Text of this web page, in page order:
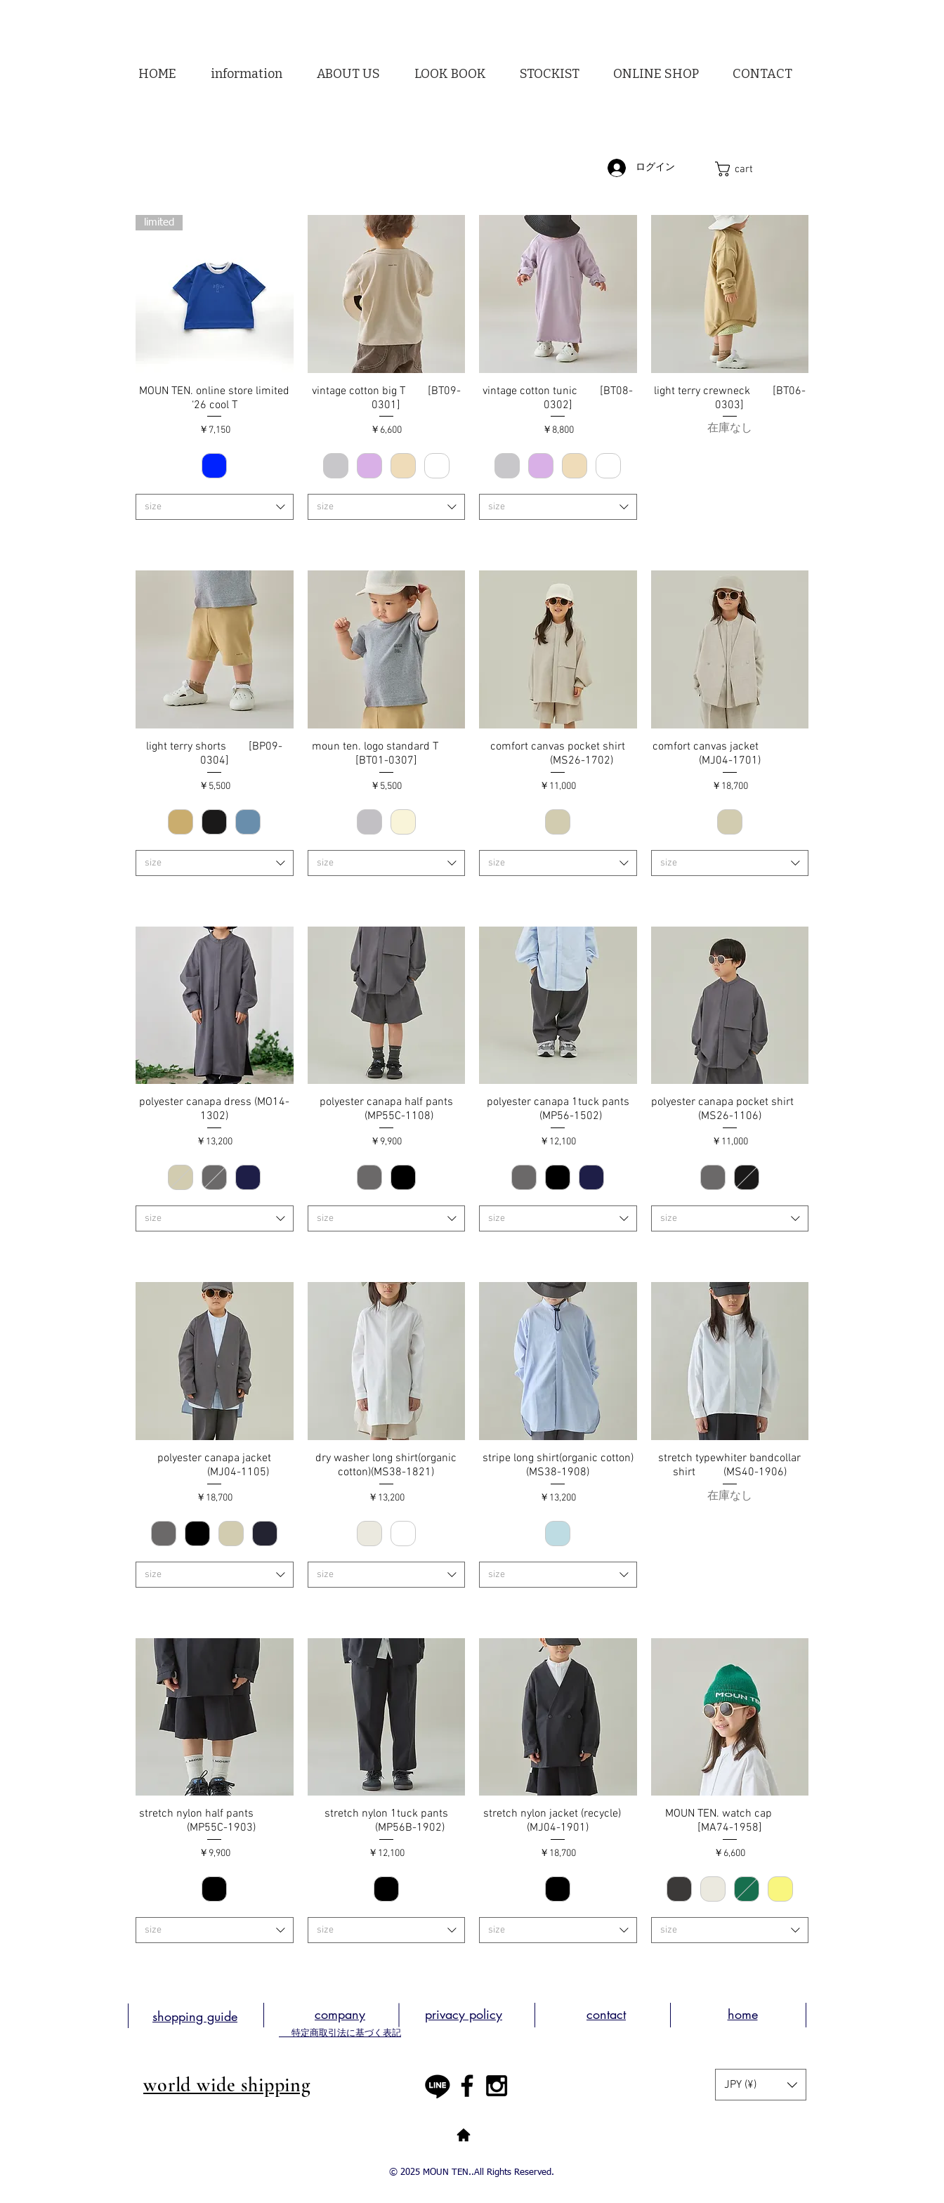
HOME information ABOUT US LOOK BOOK STOCKIST ONLINE SHOP CONTACT
ログイン cart
クイックビュー
limited
MOUN TEN. online store limited
‘26 cool T
価格
￥7,150
size
クイックビュー
vintage cotton big T [BT09-
0301]
価格
￥6,600
size
クイックビュー
vintage cotton tunic [BT08-
0302]
価格
￥8,800
size
クイックビュー
light terry crewneck [BT06-
0303]
在庫なし
クイックビュー
light terry shorts [BP09-
0304]
価格
￥5,500
size
クイックビュー
moun ten. logo standard T
[BT01-0307]
価格
￥5,500
size
クイックビュー
comfort canvas pocket shirt
(MS26-1702)
価格
￥11,000
size
クイックビュー
comfort canvas jacket
(MJ04-1701)
価格
￥18,700
size
クイックビュー
polyester canapa dress (MO14-
1302)
価格
￥13,200
size
クイックビュー
polyester canapa half pants
(MP55C-1108)
価格
￥9,900
size
クイックビュー
polyester canapa 1tuck pants
(MP56-1502)
価格
￥12,100
size
クイックビュー
polyester canapa pocket shirt
(MS26-1106)
価格
￥11,000
size
クイックビュー
polyester canapa jacket
(MJ04-1105)
価格
￥18,700
size
クイックビュー
dry washer long shirt(organic
cotton)(MS38-1821)
価格
￥13,200
size
クイックビュー
stripe long shirt(organic cotton)
(MS38-1908)
価格
￥13,200
size
クイックビュー
stretch typewhiter bandcollar
shirt (MS40-1906)
在庫なし
クイックビュー
stretch nylon half pants
(MP55C-1903)
価格
￥9,900
size
クイックビュー
stretch nylon 1tuck pants
(MP56B-1902)
価格
￥12,100
size
クイックビュー
stretch nylon jacket (recycle)
(MJ04-1901)
価格
￥18,700
size
クイックビュー
MOUN TEN. watch cap
[MA74-1958]
価格
￥6,600
size
shopping guide
company
特定商取引法に基づく表記
privacy policy ​contact home
world wide shipping JPY (¥)
© 2025 MOUN TEN..All Rights Reserved.